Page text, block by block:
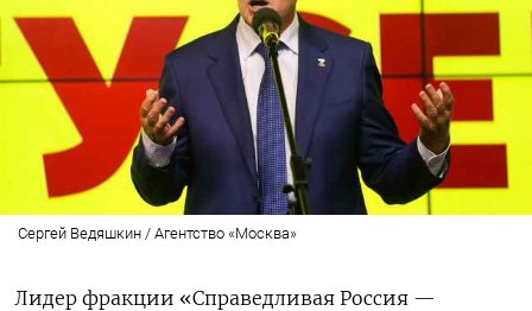
Сергей Ведяшкин / Агентство «Москва»
Лидер фракции «Справедливая Россия —